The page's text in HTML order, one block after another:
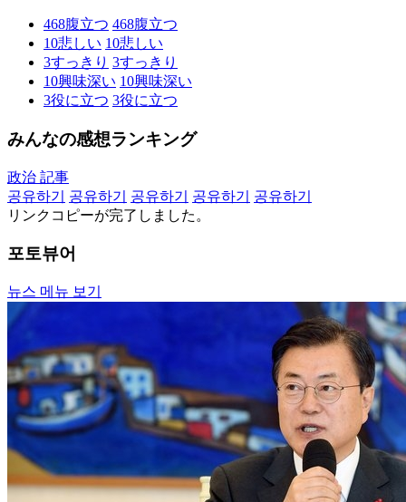
468腹立つ 468腹立つ
10悲しい 10悲しい
3すっきり 3すっきり
10興味深い 10興味深い
3役に立つ 3役に立つ
みんなの感想ランキング
政治 記事
공유하기
공유하기 공유하기 공유하기
공유하기
リンクコピーが完了しました。
포토뷰어
뉴스 메뉴 보기